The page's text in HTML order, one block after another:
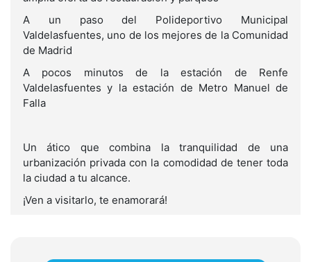
A un paso del Polideportivo Municipal
Valdelasfuentes, uno de los mejores de la Comunidad
de Madrid
A pocos minutos de la estación de Renfe
Valdelasfuentes y la estación de Metro Manuel de
Falla
Un ático que combina la tranquilidad de una
urbanización privada con la comodidad de tener toda
la ciudad a tu alcance.
¡Ven a visitarlo, te enamorará!